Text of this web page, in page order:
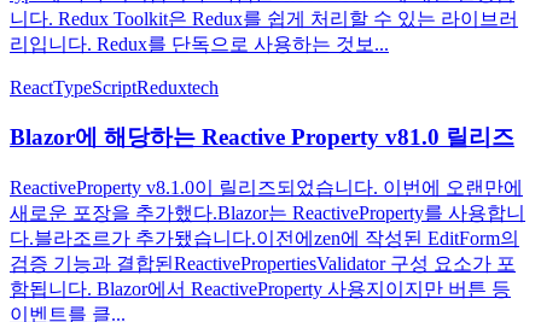
니다. Redux Toolkit은 Redux를 쉽게 처리할 수 있는 라이브러
리입니다. Redux를 단독으로 사용하는 것보...
ReactTypeScriptReduxtech
Blazor에 해당하는 Reactive Property v81.0 릴리즈
ReactiveProperty v8.1.0이 릴리즈되었습니다. 이번에 오랜만에
새로운 포장을 추가했다.Blazor는 ReactiveProperty를 사용합니
다.블라조르가 추가됐습니다.이전에zen에 작성된 EditForm의
검증 기능과 결합된ReactivePropertiesValidator 구성 요소가 포
함됩니다. Blazor에서 ReactiveProperty 사용지이지만 버튼 등
이벤트를 클...